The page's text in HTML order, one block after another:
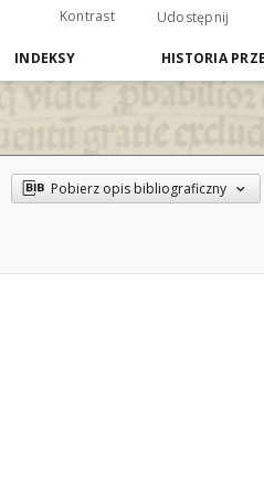
Kontrast Udostępnij
INDEKSY HISTORIA
Pobierz opis bibliograficzny